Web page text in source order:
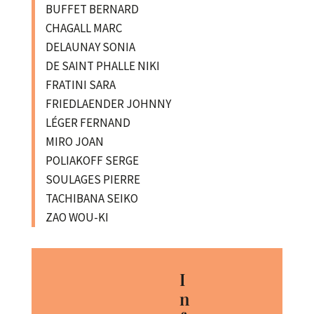
BUFFET BERNARD
CHAGALL MARC
DELAUNAY SONIA
DE SAINT PHALLE NIKI
FRATINI SARA
FRIEDLAENDER JOHNNY
LÉGER FERNAND
MIRO JOAN
POLIAKOFF SERGE
SOULAGES PIERRE
TACHIBANA SEIKO
ZAO WOU-KI
I
n